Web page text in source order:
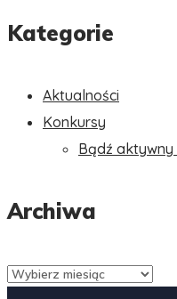
Kategorie
Aktualności
Konkursy
Bądź
Archiwa
Archiwa